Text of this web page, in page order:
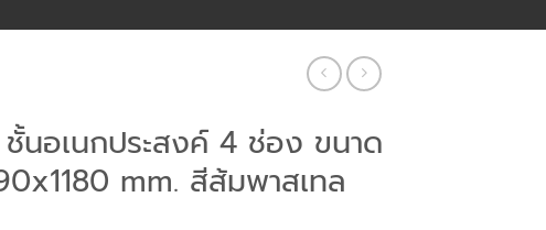
ชั้นอเนกประสงค์ 4 ช่อง ขนาด
mm. สีส้มพาสเทล